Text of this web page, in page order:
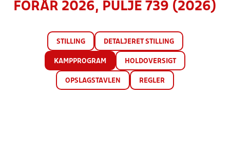
FORÅR 2026, PULJE 739 (2026)
STILLING DETALJERET STILLING
KAMPPROGRAM HOLDOVERSIGT
OPSLAGSTAVLEN REGLER